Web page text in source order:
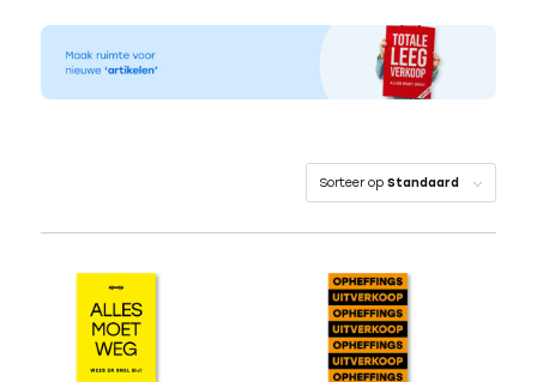
Sorteer opStandaard